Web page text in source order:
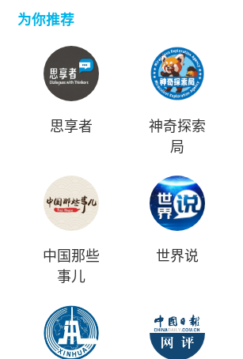
为你推荐
思享者
神奇探索
局
中国那些
事儿
世界说